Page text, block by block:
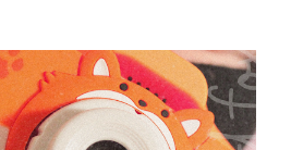
cada momento de cansaço
você escolheu continuar.
da sua dedicação, mas o
segundo dia, o Deus